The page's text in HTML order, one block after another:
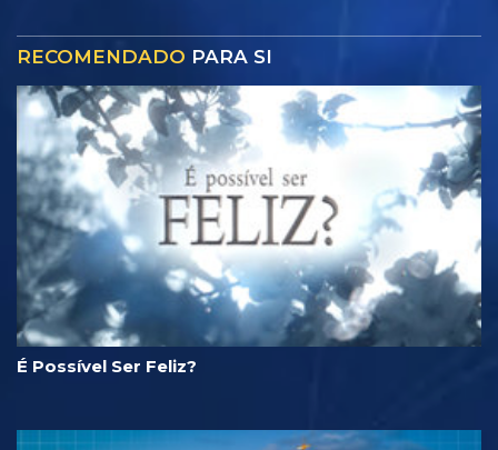
RECOMENDADO PARA SI
É Possível Ser Feliz?